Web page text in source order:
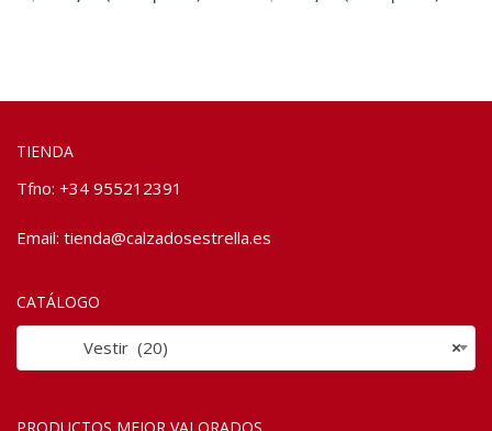
TIENDA
Tfno: +34 955212391
Email: tienda@calzadosestrella.es
CATÁLOGO
×
Vestir (20)